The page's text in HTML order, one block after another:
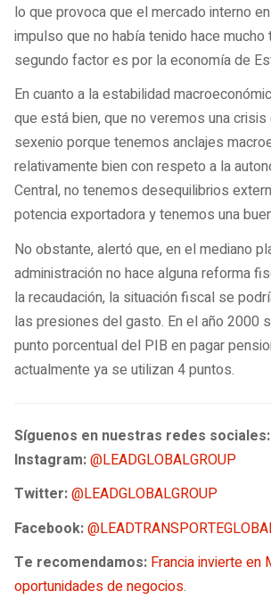
lo que provoca que el mercado interno
impulso que no había tenido hace mucho
segundo factor es por la economía de
En cuanto a la estabilidad
que está bien, que no veremos una
sexenio porque tenemos anclajes
relativamente bien con respeto a la
Central, no tenemos desequilibrios
potencia exportadora y tenemos una
No obstante, alertó que, en el mediano
administración no hace alguna reforma
la recaudación, la situación fiscal se
las presiones del gasto. En el año 2000
punto porcentual del PIB en pagar
actualmente ya se utilizan 4 puntos.
Síguenos en nuestras redes sociales:
Instagram:@LEADGLOBALGROUP
Twitter:@LEADGLOBALGROUP
Facebook:
Te recomendamos: Francia invierte en
oportunidades de negocios.